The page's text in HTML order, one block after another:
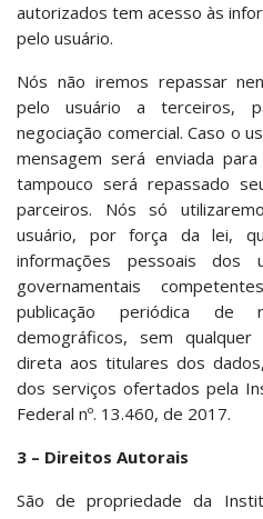
autorizados tem acesso às
pelo usuário.
Nós não iremos repassar
pelo usuário a terceiros,
negociação comercial. Caso o
mensagem será enviada
tampouco será repassado
parceiros. Nós só
usuário, por força da lei,
informações pessoais dos
governamentais
publicação periódica de
demográficos, sem qualquer
direta aos titulares dos
dos serviços ofertados pela
Federal nº. 13.460, de 2017.
3 – Direitos Autorais
São de propriedade da